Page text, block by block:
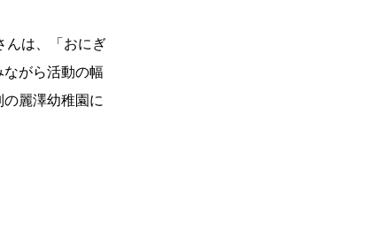
んは、「おにぎ
がら活動の幅
麗澤幼稚園に